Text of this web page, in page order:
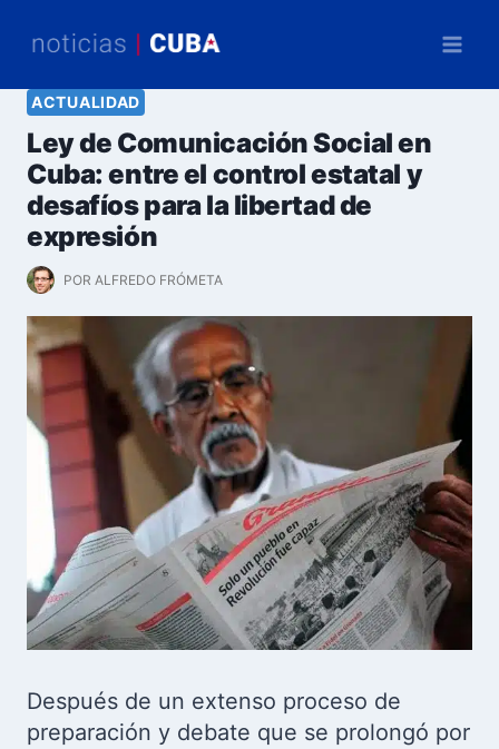
ACTUALIDAD
Ley de Comunicación Social en
Cuba: entre el control estatal y
desafíos para la libertad de
expresión
POR ALFREDO FRÓMETA
Después de un extenso proceso de
preparación y debate que se prolongó por